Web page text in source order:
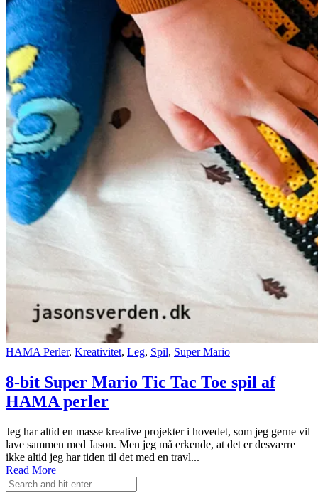
HAMA Perler, Kreativitet, Leg, Spil, Super Mario
8-bit Super Mario Tic Tac Toe spil af
HAMA perler
Jeg har altid en masse kreative projekter i hovedet, som jeg gerne vil
lave sammen med Jason. Men jeg må erkende, at det er desværre
ikke altid jeg har tiden til det med en travl...
Read More +